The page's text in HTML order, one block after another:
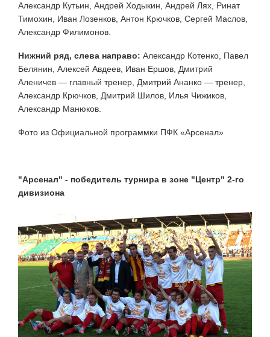
Александр Кутьин, Андрей Ходыкин, Андрей Лях, Ринат
Тимохин, Иван Лозенков, Антон Крючков, Сергей Маслов,
Александр Филимонов.
Нижний ряд, слева направо: Александр Котенко, Павел
Белянин, Алексей Авдеев, Иван Ершов, Дмитрий
Аленичев — главный тренер, Дмитрий Ананко — тренер,
Александр Крючков, Дмитрий Шилов, Илья Чижиков,
Александр Манюков.
Фото из Официальной программки ПФК «Арсенал»
"Арсенал" - победитель турнира в зоне "Центр" 2-го
дивизиона